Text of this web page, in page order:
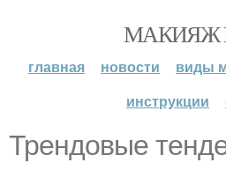
МАКИЯЖ
главная новости виды
инструкции
Трендовые